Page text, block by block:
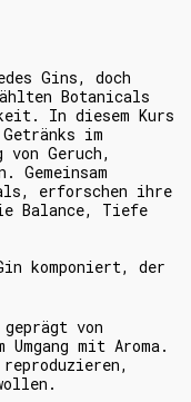
Gins, doch
Botanicals
In diesem Kurs
im
von Geruch,
Gemeinsam
erforschen ihre
Balance, Tiefe
komponiert, der
von
mit Aroma.